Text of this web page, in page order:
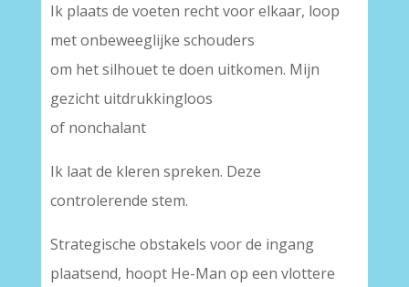
Ik plaats de voeten recht voor elkaar, loop
met onbeweeglijke schouders
om het silhouet te doen uitkomen. Mijn
gezicht uitdrukkingloos
of nonchalant
Ik laat de kleren spreken. Deze
controlerende stem.
Strategische obstakels voor de ingang
plaatsend, hoopt He-Man op een vlottere